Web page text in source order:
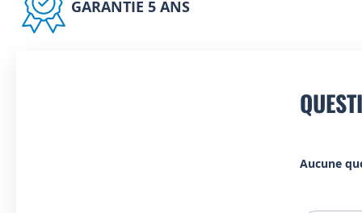
GARANTIE 5 ANS
Aucune